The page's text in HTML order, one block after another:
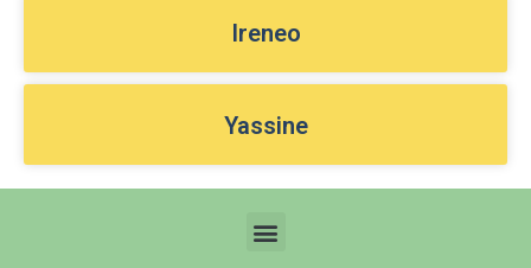
Ireneo
Yassine